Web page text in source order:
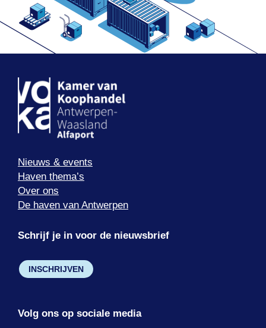
Nieuws & events
Haven thema’s
Over ons
De haven van Antwerpen
Schrijf je in voor de nieuwsbrief
INSCHRIJVEN
Volg ons op sociale media